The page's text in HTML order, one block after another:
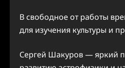
В свободное от работы
для изучения культуры и
Сергей Шакуров — яркий